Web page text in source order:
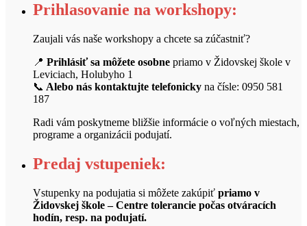
Prihlasovanie na workshopy:
Zaujali vás naše workshopy a chcete sa zúčastniť?
📍 Prihlásiť sa môžete osobne priamo v Židovskej škole v
Leviciach, Holubyho 1
📞 Alebo nás kontaktujte telefonicky na čísle: 0950 581
187
Radi vám poskytneme bližšie informácie o voľných miestach,
programe a organizácii podujatí.
Predaj vstupeniek:
Vstupenky na podujatia si môžete zakúpiť priamo v
Židovskej škole – Centre tolerancie počas otváracích
hodín, resp. na podujatí.